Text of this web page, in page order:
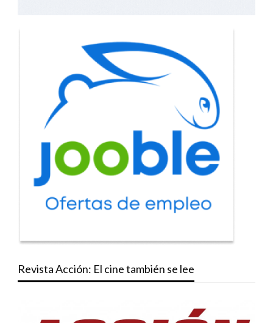
Revista Acción: El cine también se lee